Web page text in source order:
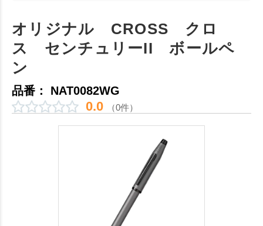
オリジナル CROSS クロ
ス センチュリーII ボールペ
ン
品番： NAT0082WG
0.0 （0件）